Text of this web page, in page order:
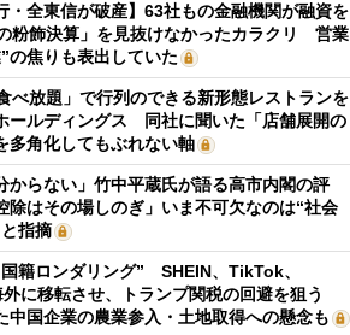
・全東信が破産】63社もの金融機関が融資を
粉飾決算」を見抜けなかったカラクリ 営業
の焦りも表出していた
べ放題」で行列のできる新形態レストランを
ールディングス 同社に聞いた「店舗展開の
多角化してもぶれない軸
からない」竹中平蔵氏が語る高市内閣の評
はその場しのぎ」いま不可欠なのは“社会
指摘
籍ロンダリング” SHEIN、TikTok、
に移転させ、トランプ関税の回避を狙う
中国企業の農業参入・土地取得への懸念も